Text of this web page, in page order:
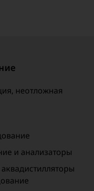
неотложная
и анализаторы